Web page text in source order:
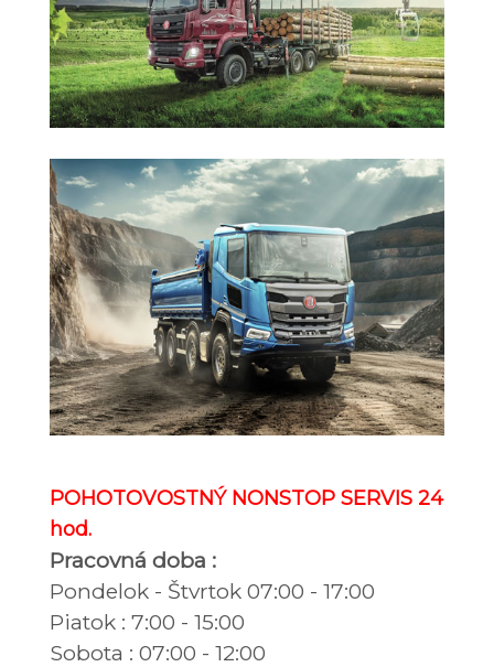
POHOTOVOSTNÝ NONSTOP SERVIS 24
hod.
Pracovná doba :
Pondelok - Štvrtok 07:00 - 17:00
Piatok : 7:00 - 15:00
Sobota : 07:00 - 12:00